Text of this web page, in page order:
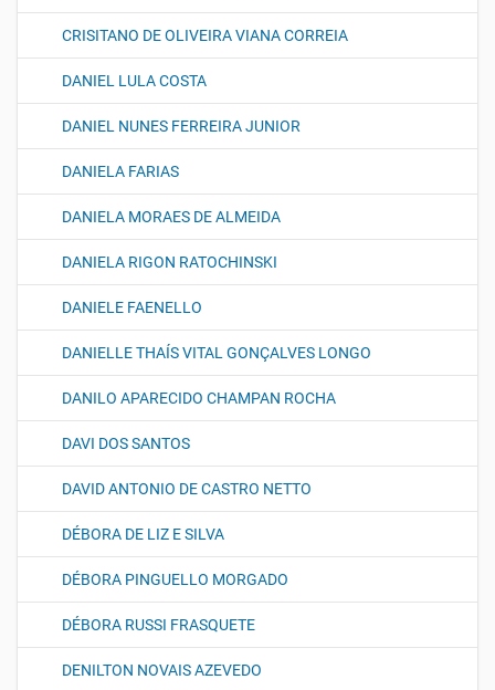
CRISITANO DE OLIVEIRA VIANA CORREIA
DANIEL LULA COSTA
DANIEL NUNES FERREIRA JUNIOR
DANIELA FARIAS
DANIELA MORAES DE ALMEIDA
DANIELA RIGON RATOCHINSKI
DANIELE FAENELLO
DANIELLE THAÍS VITAL GONÇALVES LONGO
DANILO APARECIDO CHAMPAN ROCHA
DAVI DOS SANTOS
DAVID ANTONIO DE CASTRO NETTO
DÉBORA DE LIZ E SILVA
DÉBORA PINGUELLO MORGADO
DÉBORA RUSSI FRASQUETE
DENILTON NOVAIS AZEVEDO